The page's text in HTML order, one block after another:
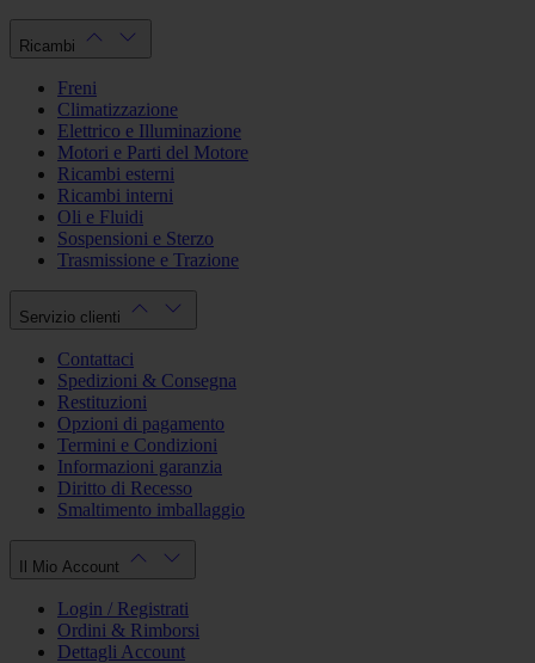
Ricambi
Freni
Climatizzazione
Elettrico e Illuminazione
Motori e Parti del Motore
Ricambi esterni
Ricambi interni
Oli e Fluidi
Sospensioni e Sterzo
Trasmissione e Trazione
Servizio clienti
Contattaci
Spedizioni & Consegna
Restituzioni
Opzioni di pagamento
Termini e Condizioni
Informazioni garanzia
Diritto di Recesso
Smaltimento imballaggio
Il Mio Account
Login / Registrati
Ordini & Rimborsi
Dettagli Account